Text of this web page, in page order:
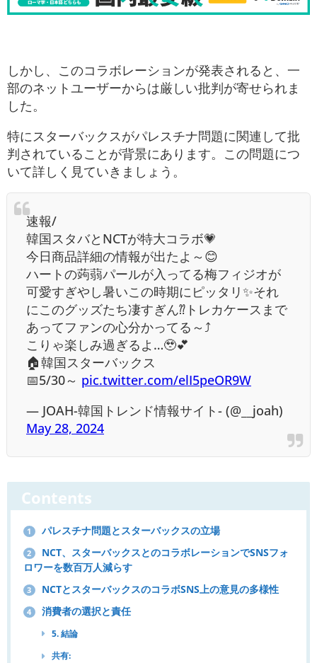
しかし、このコラボレーションが発表されると、一
部のネットユーザーからは厳しい批判が寄せられま
した。
特にスターバックスがパレスチナ問題に関連して批
判されていることが背景にあります。この問題につ
いて詳しく見ていきましょう。
速報/
韓国スタバとNCTが特大コラボ💗
今日商品詳細の情報が出たよ～😊
ハートの蒟蒻パールが入ってる梅フィジオが
可愛すぎやし暑いこの時期にピッタリ✨それ
にこのグッズたち凄すぎん⁇トレカケースまで
あってファンの心分かってる～⤴
こりゃ楽しみ過ぎるよ…🥹💕
🏠韓国スターバックス
📅5/30～ pic.twitter.com/elI5peOR9W
— JOAH-韓国トレンド情報サイト- (@__joah)
May 28, 2024
Contents
1 パレスチナ問題とスターバックスの立場
2
NCT、スターバックスとのコラボレーションでSNSフォ
ロワーを数百万人減らす
3 NCTとスターバックスのコラボSNS上の意見の多様性
4 消費者の選択と責任
5. 結論
共有: